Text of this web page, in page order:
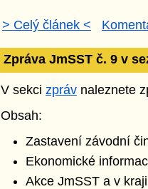
> Celý článek <
Zpráva JmSST č. 9 v
V sekci zpráv naleznete
Obsah:
Zastavení závodní
Ekonomické
Akce JmSST a v kraji